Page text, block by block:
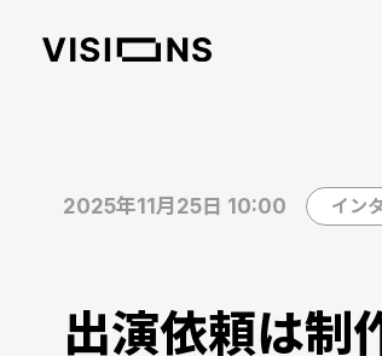
2025年11月25日 10:00 イン
出演依頼は制